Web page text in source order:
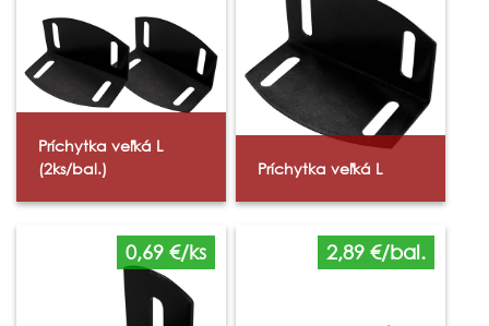
Príchytka veľká L
(2ks/bal.)
Príchytka veľká L
0,69 €/ks 2,89 €/bal.